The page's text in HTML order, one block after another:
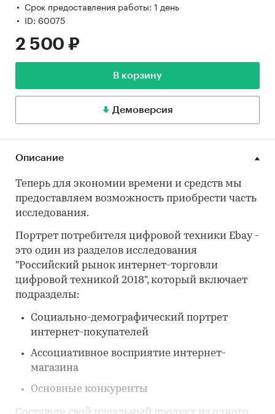
Срок предоставления работы: 1 день
ID: 60075
2 500 ₽
В корзину
Демоверсия
Описание
Теперь для экономии времени и средств мы
предоставляем возможность приобрести часть
исследования.
Портрет потребителя цифровой техники Ebay -
это один из разделов исследования
"Российский рынок интернет-торговли
цифровой техникой 2018", который включает
подразделы:
Социально-демографический портрет
интернет-покупателей
Ассоциативное восприятие интернет-
магазина
Основные конкуренты